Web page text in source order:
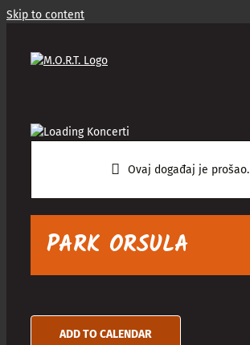
Skip to content
Ovaj događaj je prošao.
PARK ORSULA
ADD TO CALENDAR